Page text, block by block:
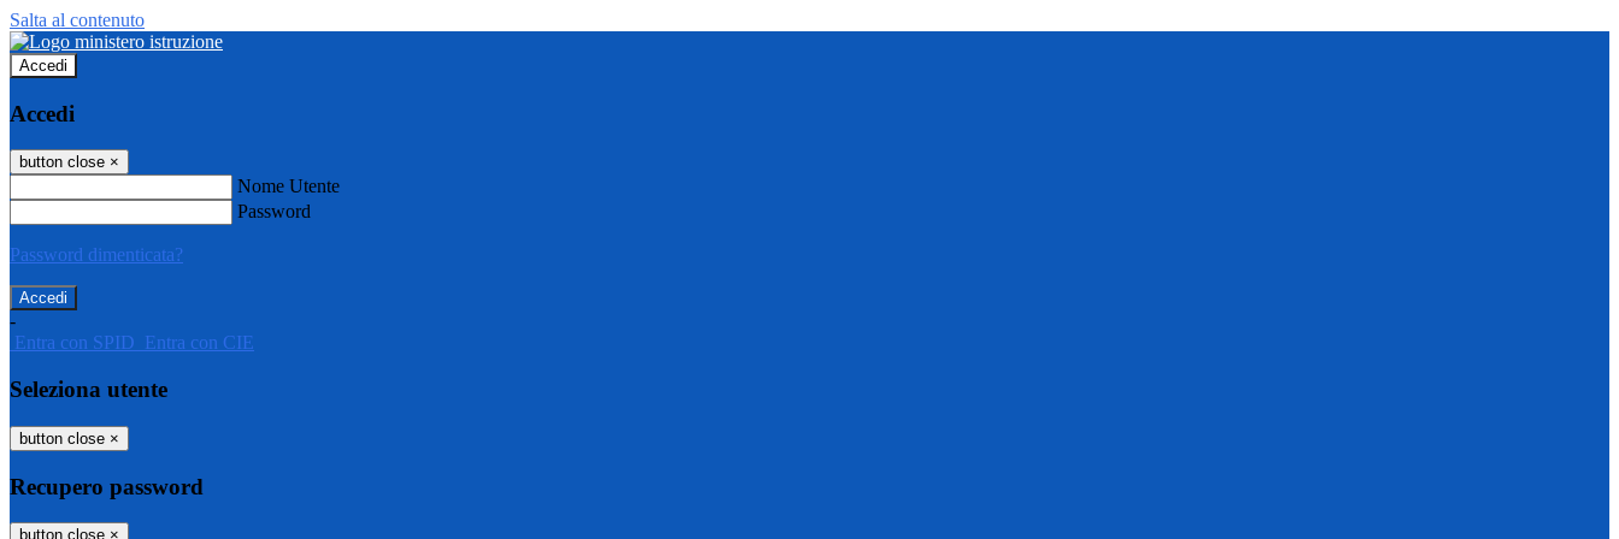
Salta al contenuto
Accedi
Accedi
button close ×
Nome Utente
Password
Password dimenticata?
-
Entra con SPID Entra con CIE
Seleziona utente
button close ×
Recupero password
button close ×